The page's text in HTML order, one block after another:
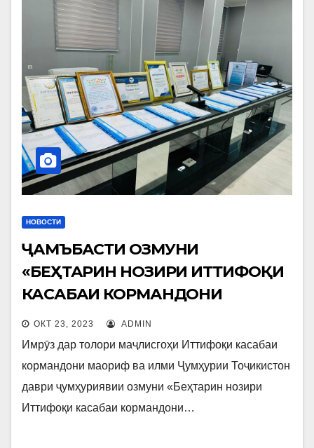
НОВОСТИ
ҶАМЪБАСТИ ОЗМУНИ
«БЕҲТАРИН НОЗИРИ ИТТИФОҚИ
КАСАБАИ КОРМАНДОНИ
МАОРИФ ВА ИЛМИ ҶУМҲУРИИ
ТОҶИКИСТОН»
ОКТ 23, 2023 ADMIN
Имрӯз дар толори маҷлисгоҳи Иттифоқи касабаи
кормандони маориф ва илми Ҷумҳурии Тоҷикистон
даври ҷумҳуриявии озмуни «Беҳтарин нозири
Иттифоқи касабаи кормандони…